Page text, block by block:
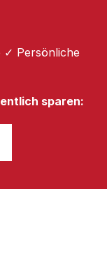
✓ Persönliche
sparen: